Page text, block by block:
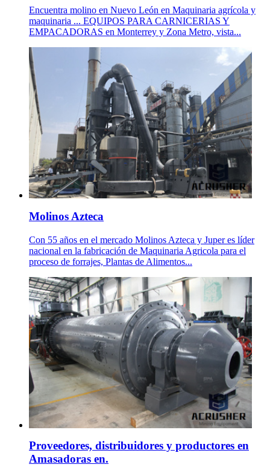
Encuentra molino en Nuevo León en Maquinaria agrícola y
maquinaria ... EQUIPOS PARA CARNICERIAS Y
EMPACADORAS en Monterrey y Zona Metro, vista...
Molinos Azteca
Con 55 años en el mercado Molinos Azteca y Juper es líder
nacional en la fabricación de Maquinaria Agricola para el
proceso de forrajes, Plantas de Alimentos...
Proveedores, distribuidores y productores en
Amasadoras en.